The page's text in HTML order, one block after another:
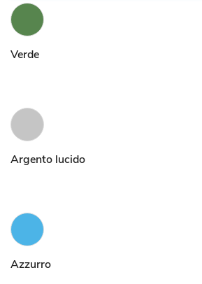
Verde
Argento lucido
Azzurro